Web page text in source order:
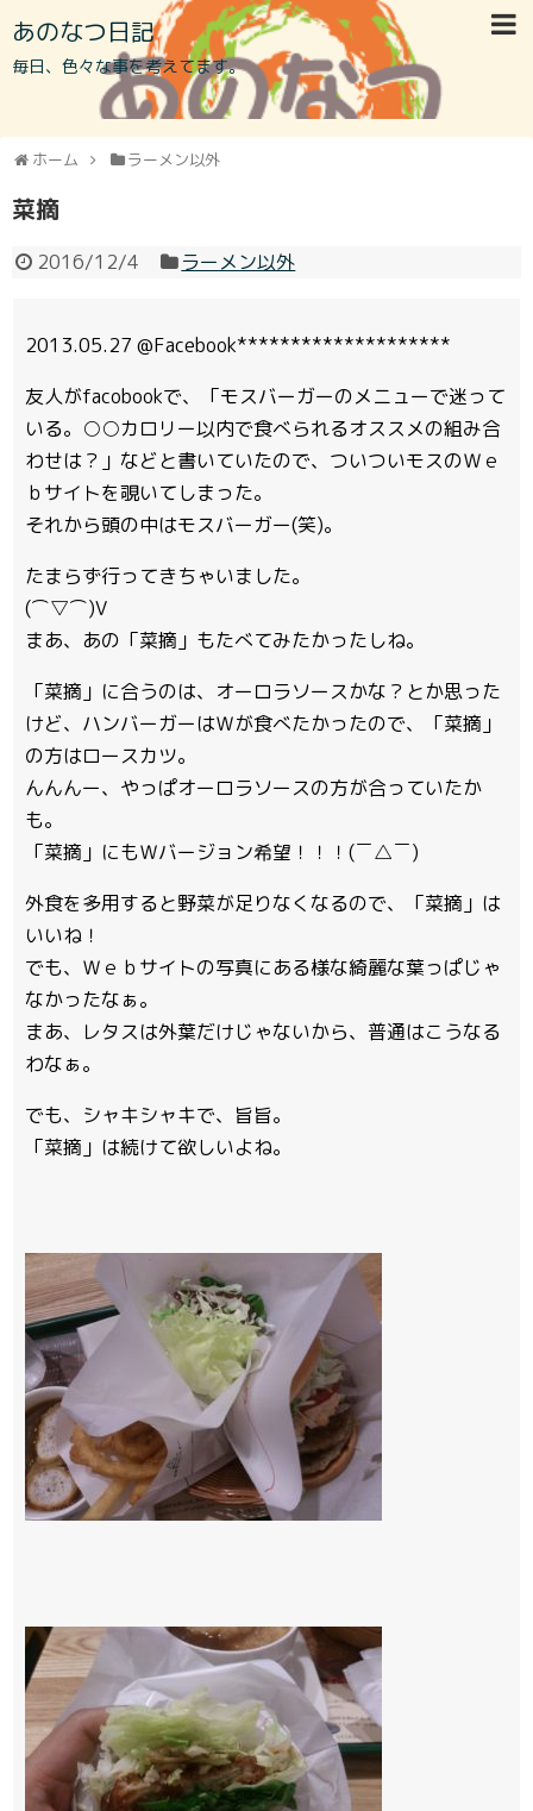
あのなつ日記
毎日、色々な事を考えてます。
ホーム ラーメン以外
菜摘
2016/12/4 ラーメン以外
2013.05.27 @Facebook********************
友人がfacobookで、「モスバーガーのメニューで迷って
いる。○○カロリー以内で食べられるオススメの組み合
わせは？」などと書いていたので、ついついモスのＷｅ
ｂサイトを覗いてしまった。
それから頭の中はモスバーガー(笑)。
たまらず行ってきちゃいました。
(⌒▽⌒)V
まあ、あの「菜摘」もたべてみたかったしね。
「菜摘」に合うのは、オーロラソースかな？とか思った
けど、ハンバーガーはＷが食べたかったので、「菜摘」
の方はロースカツ。
んんんー、やっぱオーロラソースの方が合っていたか
も。
「菜摘」にもＷバージョン希望！！！(￣△￣)
外食を多用すると野菜が足りなくなるので、「菜摘」は
いいね！
でも、Ｗｅｂサイトの写真にある様な綺麗な葉っぱじゃ
なかったなぁ。
まあ、レタスは外葉だけじゃないから、普通はこうなる
わなぁ。
でも、シャキシャキで、旨旨。
「菜摘」は続けて欲しいよね。